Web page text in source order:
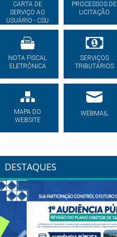
CARTA DE
SERVIÇO AO
USUÁRIO - CSU
PROCESSOS DE
LICITAÇÃO
NOTA FISCAL
ELETRÔNICA
SERVIÇOS
TRIBUTÁRIOS
MAPA DO
WEBSITE
WEBMAIL
DESTAQUES